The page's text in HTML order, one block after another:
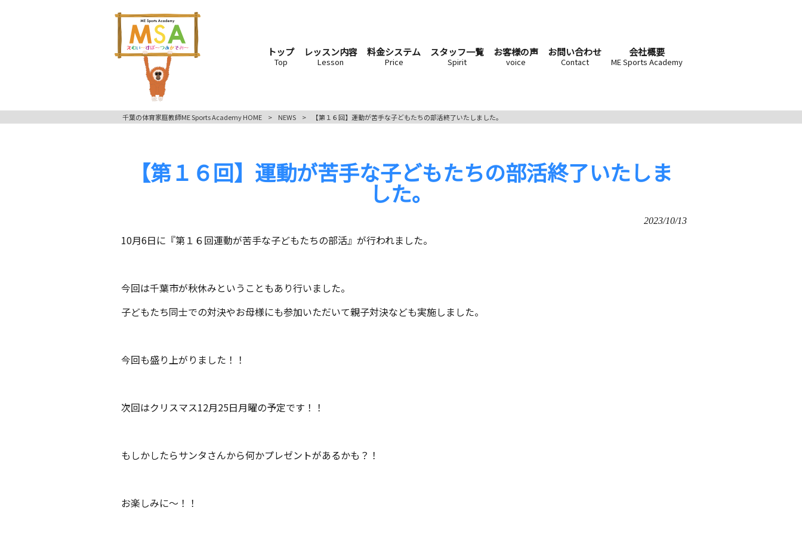
トップ
Top
レッスン内容
Lesson
料金システム
Price
スタッフ一覧
Spirit
お客様の声
voice
お問い合わせ
Contact
会社概要
ME Sports Academy
千葉の体育家庭教師ME Sports Academy HOME > NEWS > 【第１６回】運動が苦手な子どもたちの部活終了いたしました。
【第１６回】運動が苦手な子どもたちの部活終了いたしま
した。
2023/10/13
10月6日に『第１６回運動が苦手な子どもたちの部活』が行われました。
今回は千葉市が秋休みということもあり行いました。
子どもたち同士での対決やお母様にも参加いただいて親子対決なども実施しました。
今回も盛り上がりました！！
次回はクリスマス12月25日月曜の予定です！！
もしかしたらサンタさんから何かプレゼントがあるかも？！
お楽しみに〜！！